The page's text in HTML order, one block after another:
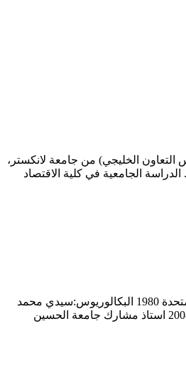
والتصورات والسياسات 1968 ـ 2003م ـ دراسة مقارنة لدول مجلس التعاون الخليجي) من جامعة لانكستر،
الجامعية في كلية الاقتصاد
أ.د.احمد سليم البرصان استاذ كلية االقتصاد والعلوم اإلدارية حاصل على 1993 الدكتوراة: جامعة درم –بريطانيا 1985 الماجستير: جامعة جنوب كاليفورنبا –الولايات المتحدة 1980 البكالوريوس:سيدي محمد
بن عبداهلل فاس المغرب خبرة التدريس الجامعي بعد الحصول على أعلى درجة علمية 2016 استاذ جامعة الحسين بن طلال / قسم الاعلام والدراسات الاستراتيجية 2008 استاذ مشارك جامعة الحسين